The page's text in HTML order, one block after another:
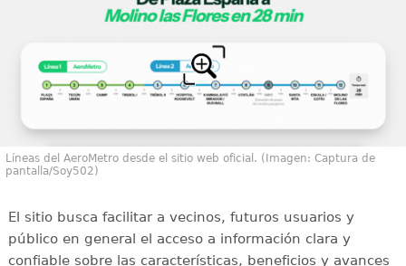
Líneas del AeroMetro desde el sitio web oficial. (Imagen: Captura de
pantalla/Soy502)
El sitio busca facilitar a vecinos, futuros usuarios y
público en general el acceso a información clara y
confiable sobre las características, beneficios y avances